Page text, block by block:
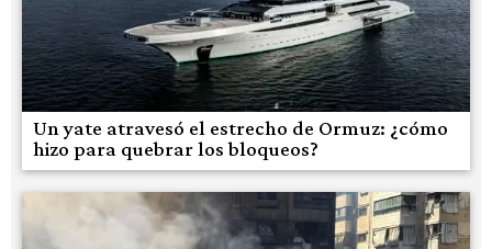
Un yate atravesó el estrecho de Ormuz: ¿cómo
hizo para quebrar los bloqueos?